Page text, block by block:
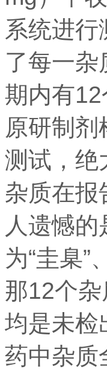
系统进
了每一杂
期内有
原研制
测试，绝
杂质在报
人遗憾
为“圭臬”
那12个
均是未检
药中杂质